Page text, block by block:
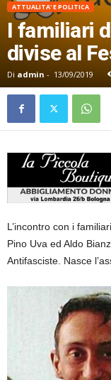
ATTUALITA' E POLITICA
I familiari
divise al
Di admin - 13/09/2019
L’incontro con i
Pino Uva ed Aldo
Antifasciste. Nasce